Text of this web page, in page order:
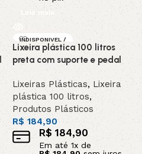
Leia mais
INDISPONIVEL /
SOB ENCOMEND
A
Lixeira plástica 100 litros
preta com suporte e pedal
Lixeiras Plásticas, Lixeira
plástica 100 litros,
Produtos Plásticos
R$184,90
R$ 184,90
Em até 1x de